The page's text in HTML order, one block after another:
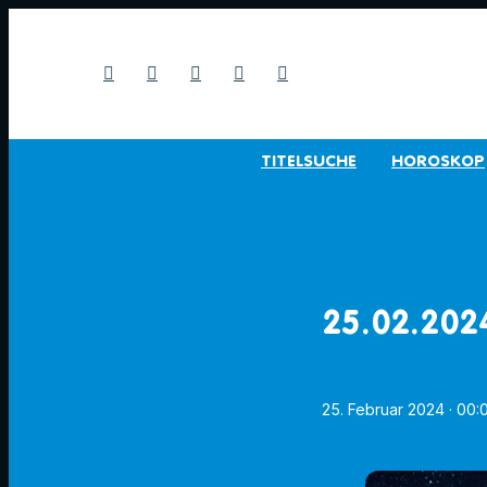
TITELSUCHE HOROSKOP
25. Februar 2024 ·